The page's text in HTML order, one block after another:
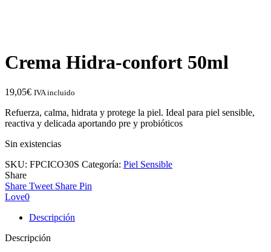
Crema Hidra-confort 50ml
19,05€ IVA incluido
Refuerza, calma, hidrata y protege la piel. Ideal para piel sensible,
reactiva y delicada aportando pre y probióticos
Sin existencias
SKU: FPCICO30S Categoría: Piel Sensible
Share
Share Tweet Share Pin
Love0
Descripción
Descripción